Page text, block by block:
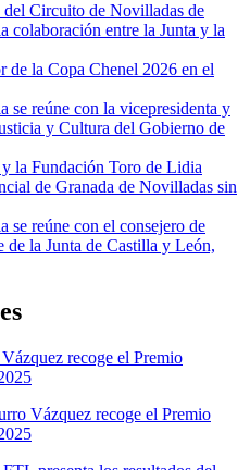
Circuito de Novilladas de
colaboración entre la Junta y la
de la Copa Chenel 2026 en el
se reúne con la vicepresidenta y
y Cultura del Gobierno de
la Fundación Toro de Lidia
de Granada de Novilladas sin
reúne con el consejero de
la Junta de Castilla y León,
recoge el Premio
Vázquez recoge el Premio